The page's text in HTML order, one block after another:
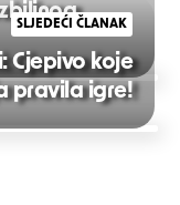
SLJEDEĆI ČLANAK
Cjepivo koje
pravila igre!